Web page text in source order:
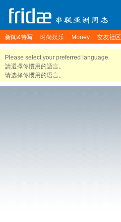
新闻&特写 时尚娱乐 Money 交友社区
Please select your preferred language.
請選擇你慣用的語言。
请选择你惯用的语言。